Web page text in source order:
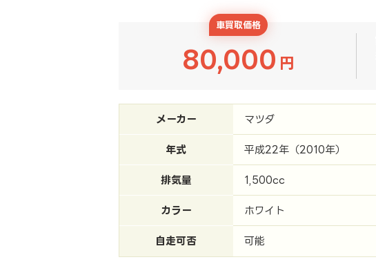
車買取価格
80,000 円
メーカー マツダ
年式 平成22年（2010年）
排気量 1,500cc
カラー ホワイト
自走可否 可能